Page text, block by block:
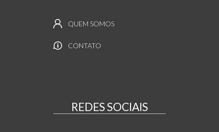
QUEM SOMOS
CONTATO
REDES SOCIAIS